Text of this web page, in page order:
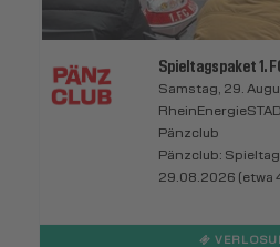
Spieltagspaket 1.
Samstag, 29.
Pänzclub
Pänzclub:
29.08.2026 (etwa